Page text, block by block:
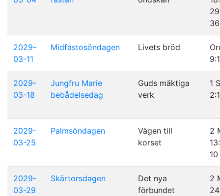
2029-
03-11
Midfastosöndagen Livets bröd
2029-
03-18
Jungfru Marie
bebådelsedag
Guds mäktiga
verk
1
2029-
03-25
Palmsöndagen
Vägen till
korset
2
10
2029-
03-29
Skärtorsdagen
Det nya
förbundet
2